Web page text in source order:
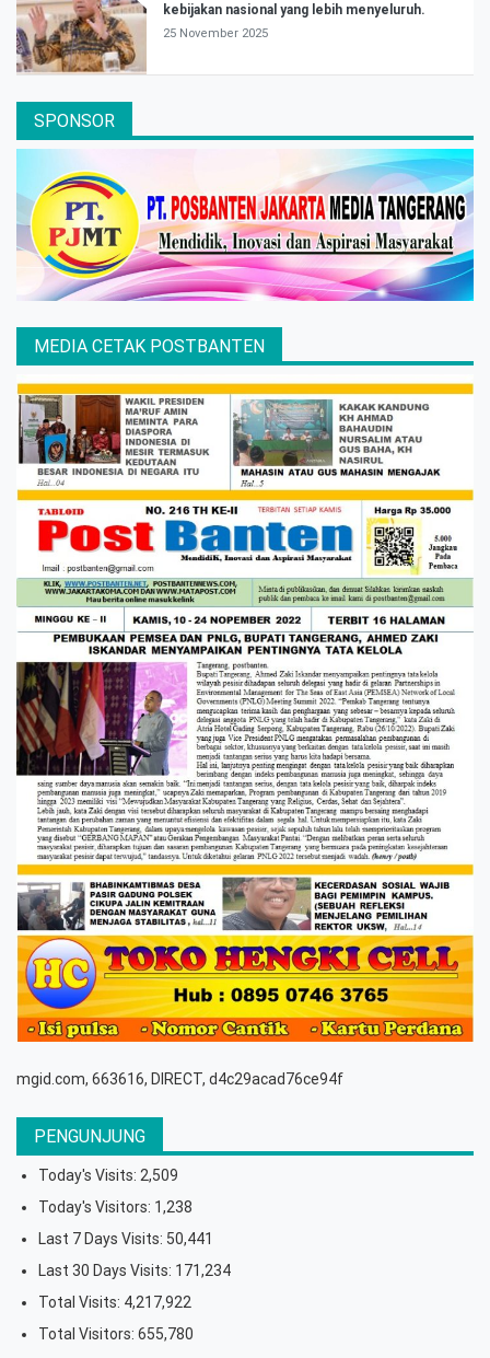
kebijakan nasional yang lebih menyeluruh.
25 November 2025
SPONSOR
MEDIA CETAK POSTBANTEN
mgid.com, 663616, DIRECT, d4c29acad76ce94f
PENGUNJUNG
Today's Visits: 2,509
Today's Visitors: 1,238
Last 7 Days Visits: 50,441
Last 30 Days Visits: 171,234
Total Visits: 4,217,922
Total Visitors: 655,780